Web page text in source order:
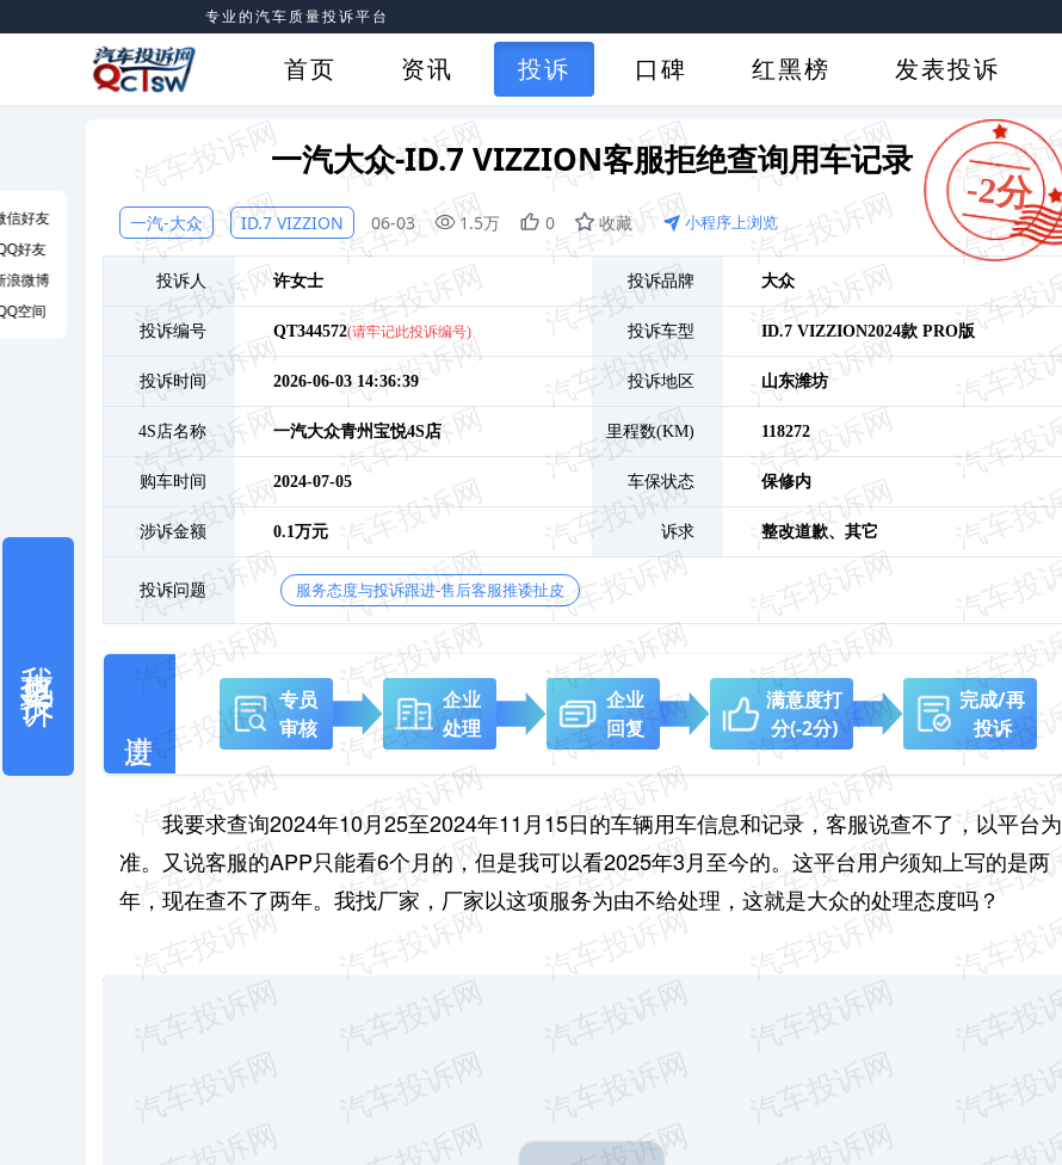
专业的汽车质量投诉平台
首页 资讯 投诉 口碑 红黑榜 发表投诉
-2分
一汽大众-ID.7 VIZZION客服拒绝查询用车记录
一汽-大众 ID.7 VIZZION 06-03 1.5万 0 收藏 小程序上浏览
投诉人 许女士 投诉品牌 大众
投诉编号 QT344572(请牢记此投诉编号) 投诉车型 ID.7 VIZZION2024款 PRO版
投诉时间 2026-06-03 14:36:39 投诉地区 山东潍坊
4S店名称 一汽大众青州宝悦4S店 里程数(KM) 118272
购车时间 2024-07-05 车保状态 保修内
涉诉金额 0.1万元 诉求 整改道歉、 其它
投诉问题 服务态度与投诉跟进-售后客服推诿扯皮
专员
审核
企业
处理
企业
回复
满意度打
分(-2分)
完成/再
投诉
我要求查询2024年10月25至2024年11月15日的车辆用车信息和记录，客服说查不了，以平台为
准。又说客服的APP只能看6个月的，但是我可以看2025年3月至今的。这平台用户须知上写的是两
年，现在查不了两年。我找厂家，厂家以这项服务为由不给处理，这就是大众的处理态度吗？
信好友
好友
浪微博
空间